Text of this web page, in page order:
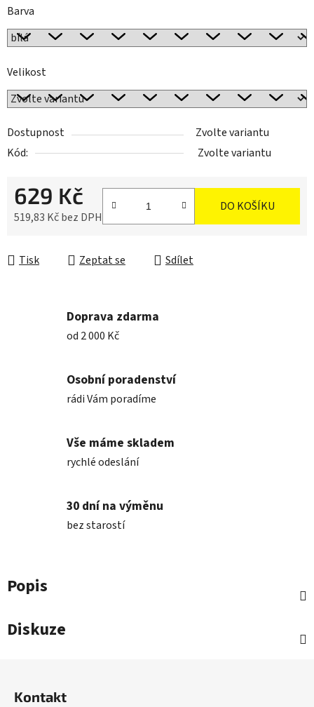
Barva
Velikost
Dostupnost
Zvolte variantu
Kód:
Zvolte variantu
629 Kč
519,83 Kč bez DPH
DO KOŠÍKU
Tisk Zeptat se Sdílet
Doprava zdarma
od 2 000 Kč
Osobní poradenství
rádi Vám poradíme
Vše máme skladem
rychlé odeslání
30 dní na výměnu
bez starostí
Popis
Diskuze
Kontakt